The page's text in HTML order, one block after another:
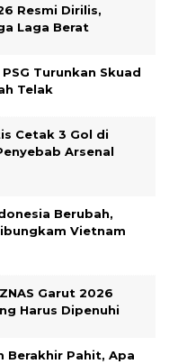
Resmi Dirilis,
Laga Berat
Turunkan Skuad
Telak
Cetak 3 Gol di
Arsenal
Berubah,
Vietnam
Garut 2026
Harus Dipenuhi
Berakhir Pahit, Apa